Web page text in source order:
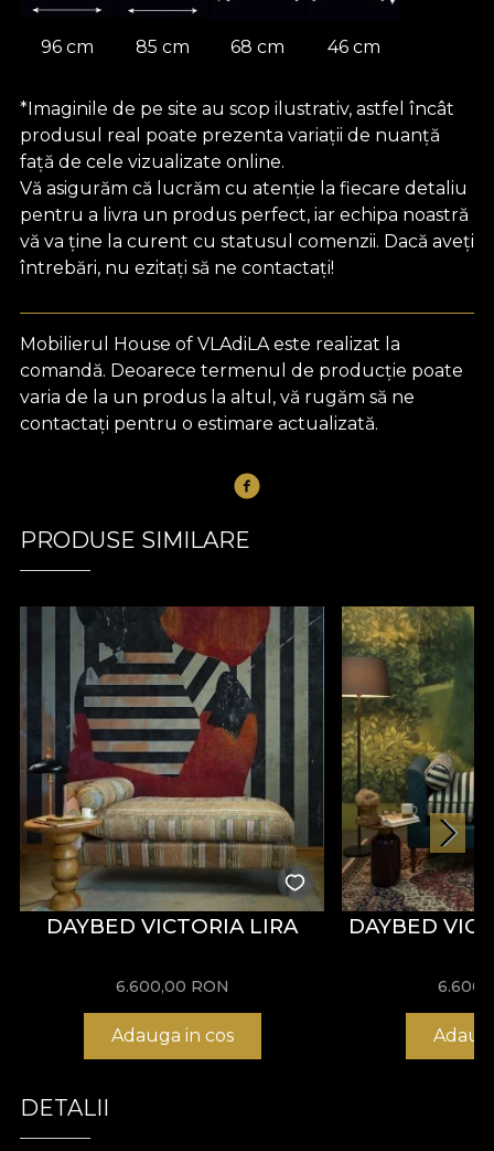
96 cm 85 cm 68 cm 46 cm
*Imaginile de pe site au scop ilustrativ, astfel încât
produsul real poate prezenta variații de nuanță
față de cele vizualizate online.
Vă asigurăm că lucrăm cu atenție la fiecare detaliu
pentru a livra un produs perfect, iar echipa noastră
vă va ține la curent cu statusul comenzii. Dacă aveți
întrebări, nu ezitați să ne contactați!
Mobilierul House of VLAdiLA este realizat la
comandă. Deoarece termenul de producție poate
varia de la un produs la altul, vă rugăm să ne
contactați pentru o estimare actualizată.
PRODUSE SIMILARE
DAYBED VICTORIA LIRA
6.600,00 RON
Adauga in cos
DAYBED
DETALII